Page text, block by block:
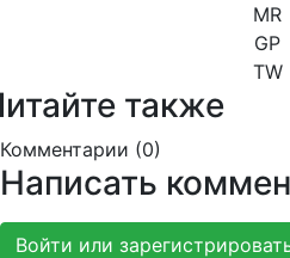
MR
GP
TW
также
Комментарии (0)
Написать
Войти или